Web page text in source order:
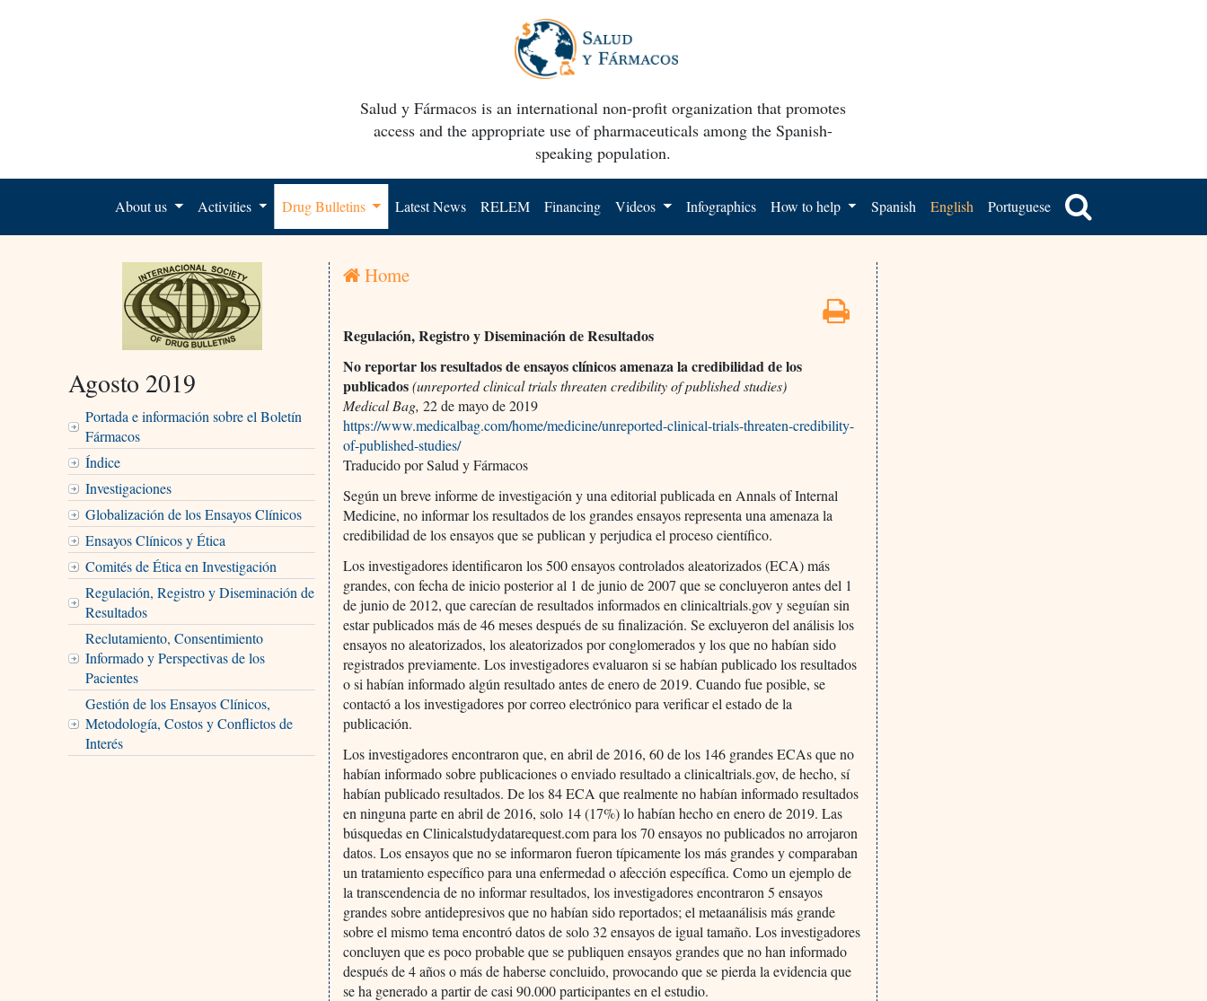
Salud y Fármacos is an international non-profit organization that promotes
access and the appropriate use of pharmaceuticals among the Spanish-
speaking population.
About us Activities Drug Bulletins Latest News RELEM Financing Videos Infographics How to help Spanish English Portuguese
Agosto 2019
Portada e información sobre el Boletín
Fármacos
Índice
Investigaciones
Globalización de los Ensayos Clínicos
Ensayos Clínicos y Ética
Comités de Ética en Investigación
Regulación, Registro y Diseminación de
Resultados
Reclutamiento, Consentimiento
Informado y Perspectivas de los
Pacientes
Gestión de los Ensayos Clínicos,
Metodología, Costos y Conflictos de
Interés
Home
Regulación, Registro y Diseminación de Resultados
No reportar los resultados de ensayos clínicos amenaza la credibilidad de los
publicados(unreported clinical trials threaten credibility of published studies)
Medical Bag, 22 de mayo de 2019
https://www.medicalbag.com/home/medicine/unreported-clinical-trials-threaten-credibility-
of-published-studies/
Traducido por Salud y Fármacos
Según un breve informe de investigación y una editorial publicada en Annals of Internal
Medicine, no informar los resultados de los grandes ensayos representa una amenaza la
credibilidad de los ensayos que se publican y perjudica el proceso científico.
Los investigadores identificaron los 500 ensayos controlados aleatorizados (ECA) más
grandes, con fecha de inicio posterior al 1 de junio de 2007 que se concluyeron antes del 1
de junio de 2012, que carecían de resultados informados en clinicaltrials.gov y seguían sin
estar publicados más de 46 meses después de su finalización. Se excluyeron del análisis los
ensayos no aleatorizados, los aleatorizados por conglomerados y los que no habían sido
registrados previamente. Los investigadores evaluaron si se habían publicado los resultados
o si habían informado algún resultado antes de enero de 2019. Cuando fue posible, se
contactó a los investigadores por correo electrónico para verificar el estado de la
publicación.
Los investigadores encontraron que, en abril de 2016, 60 de los 146 grandes ECAs que no
habían informado sobre publicaciones o enviado resultado a clinicaltrials.gov, de hecho, sí
habían publicado resultados. De los 84 ECA que realmente no habían informado resultados
en ninguna parte en abril de 2016, solo 14 (17%) lo habían hecho en enero de 2019. Las
búsquedas en Clinicalstudydatarequest.com para los 70 ensayos no publicados no arrojaron
datos. Los ensayos que no se informaron fueron típicamente los más grandes y comparaban
un tratamiento específico para una enfermedad o afección específica. Como un ejemplo de
la transcendencia de no informar resultados, los investigadores encontraron 5 ensayos
grandes sobre antidepresivos que no habían sido reportados; el metaanálisis más grande
sobre el mismo tema encontró datos de solo 32 ensayos de igual tamaño. Los investigadores
concluyen que es poco probable que se publiquen ensayos grandes que no han informado
después de 4 años o más de haberse concluido, provocando que se pierda la evidencia que
se ha generado a partir de casi 90.000 participantes en el estudio.